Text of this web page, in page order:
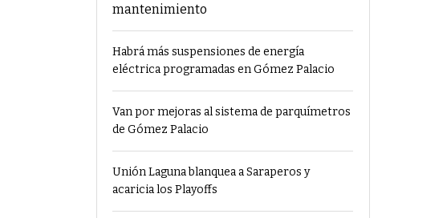
mantenimiento
Habrá más suspensiones de energía
eléctrica programadas en Gómez Palacio
Van por mejoras al sistema de parquímetros
de Gómez Palacio
Unión Laguna blanquea a Saraperos y
acaricia los Playoffs